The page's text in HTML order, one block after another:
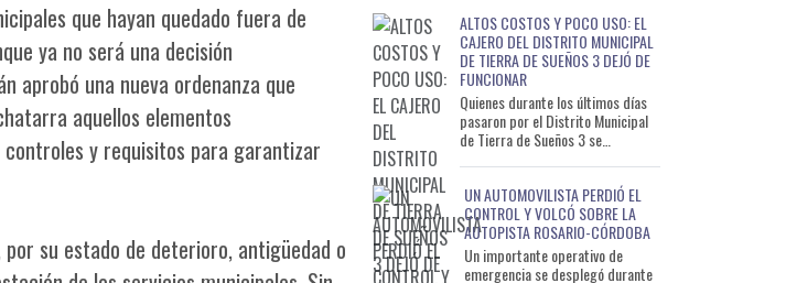
que hayan quedado fuera de
ya no será una decisión
aprobó una nueva ordenanza que
aquellos elementos
y requisitos para garantizar
su estado de deterioro, antigüedad o
ALTOS COSTOS Y POCO USO: EL
CAJERO DEL DISTRITO MUNICIPAL
DE TIERRA DE SUEÑOS 3 DEJÓ DE
FUNCIONAR
Quienes durante los últimos días
pasaron por el Distrito Municipal
de Tierra de Sueños 3 se
UN AUTOMOVILISTA PERDIÓ EL
CONTROL Y VOLCÓ SOBRE LA
AUTOPISTA ROSARIO-CÓRDOBA
Un importante operativo de
emergencia se desplegó durante